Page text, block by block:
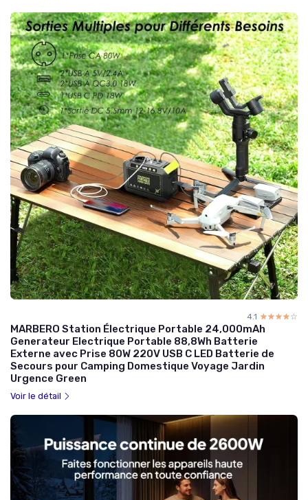
4.1 ☆☆☆☆☆
★★★★★
MARBERO Station Électrique Portable 24,000mAh
Generateur Electrique Portable 88,8Wh Batterie
Externe avec Prise 80W 220V USB C LED Batterie de
Secours pour Camping Domestique Voyage Jardin
Urgence Green
Voir le détail